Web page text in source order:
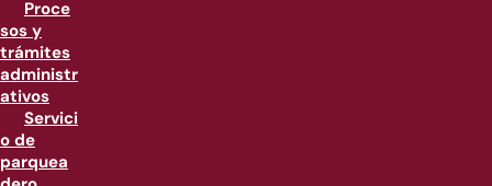
Proce
sos y
trámites
administr
ativos
Servici
o de
parquea